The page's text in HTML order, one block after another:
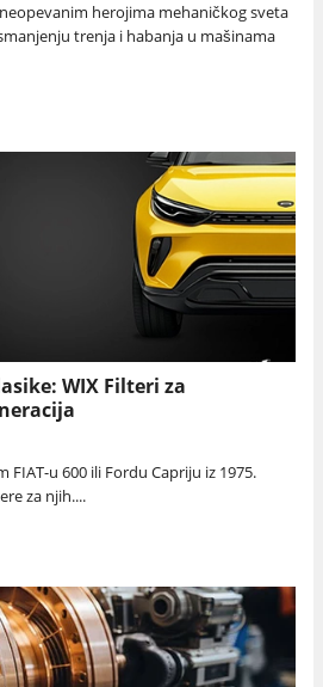
herojima mehaničkog sveta
trenja i habanja u mašinama
WIX Filteri za
FIAT-u 600 ili Fordu Capriju iz 1975.
za njih....